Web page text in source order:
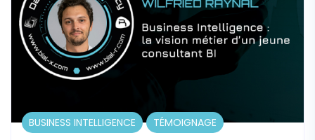
BUSINESS INTELLIGENCE TÉMOIGNAGE